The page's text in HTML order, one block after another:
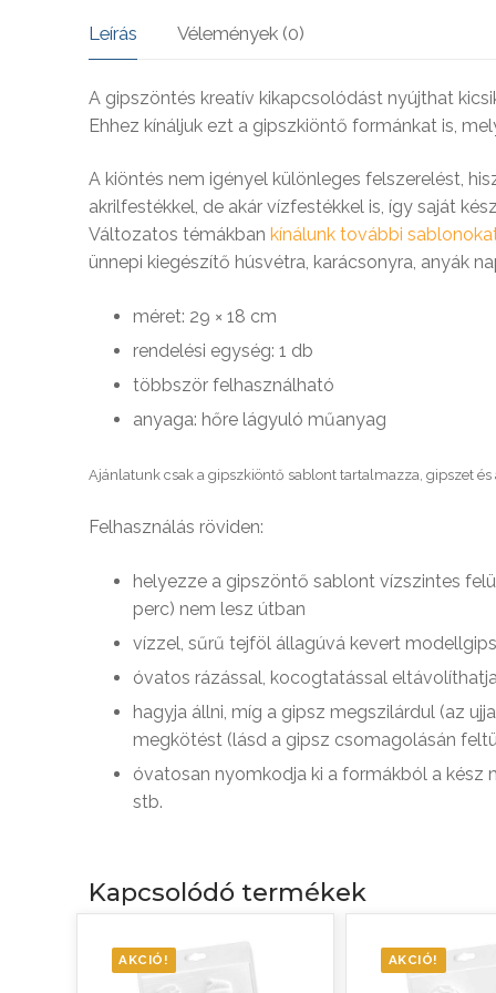
Leírás Vélemények (0)
A gipszöntés kreatív kikapcsolódást nyújthat
Ehhez kínáljuk ezt a gipszkiöntő formánkat is,
A kiöntés nem igényel különleges felszerelést,
akrilfestékkel, de akár vízfestékkel is, így saját
Változatos témákban kínálunk további
ünnepi kiegészítő húsvétra, karácsonyra, anyák
méret: 29 × 18 cm
rendelési egység: 1 db
többször felhasználható
anyaga: hőre lágyuló műanyag
Ajánlatunk csak a gipszkiöntő sablont tartalmazza, gipszet és
Felhasználás röviden:
helyezze a gipszöntő sablont vízszintes
perc) nem lesz útban
vízzel, sűrű tejföl állagúvá kevert
óvatos rázással, kocogtatással
hagyja állni, míg a gipsz megszilárdul (az
megkötést (lásd a gipsz csomagolásán
óvatosan nyomkodja ki a formákból a kész
stb.
Kapcsolódó termékek
AKCIÓ! AKCIÓ!